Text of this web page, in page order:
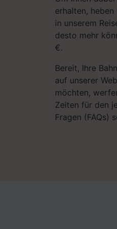
erhalten,
in unserem
desto mehr
€.
Bereit, Ihre
auf unserer
möchten,
Zeiten für den
Fragen (FAQs)